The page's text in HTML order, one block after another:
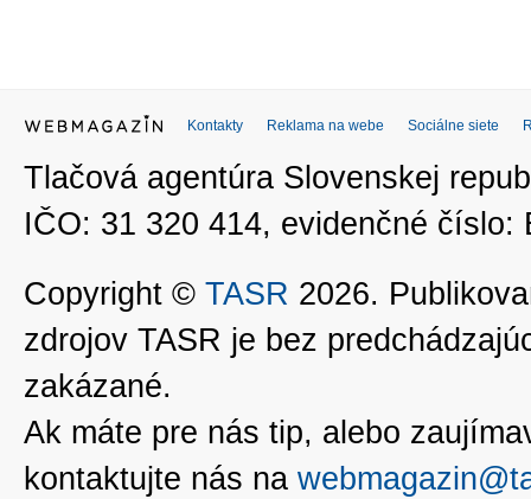
Kontakty Reklama na webe Sociálne siete
Tlačová agentúra Slovenskej
IČO: 31 320 414, evidenčné číslo:
Copyright © TASR 2026.
zdrojov TASR je bez
zakázané.
Ak máte pre nás tip, alebo
kontaktujte nás na